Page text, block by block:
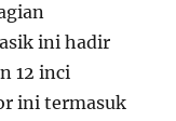
ini hadir
12 inci
ini termasuk